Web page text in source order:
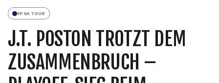
#PGA TOUR
J.T. POSTON TROTZT DEM
ZUSAMMENBRUCH –